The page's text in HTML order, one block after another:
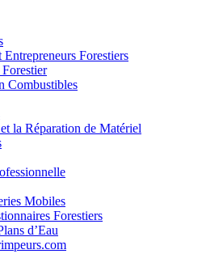
Forestiers
Combustibles
la Réparation de Matériel
Mobiles
Forestiers
d’Eau